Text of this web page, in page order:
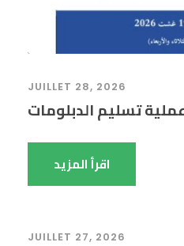
JUILLET 28, 2026
تسليم الدبلومات
اقرأ المزيد
JUILLET 27, 2026